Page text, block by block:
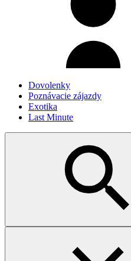
Dovolenky
Poznávacie zájazdy
Exotika
Last Minute